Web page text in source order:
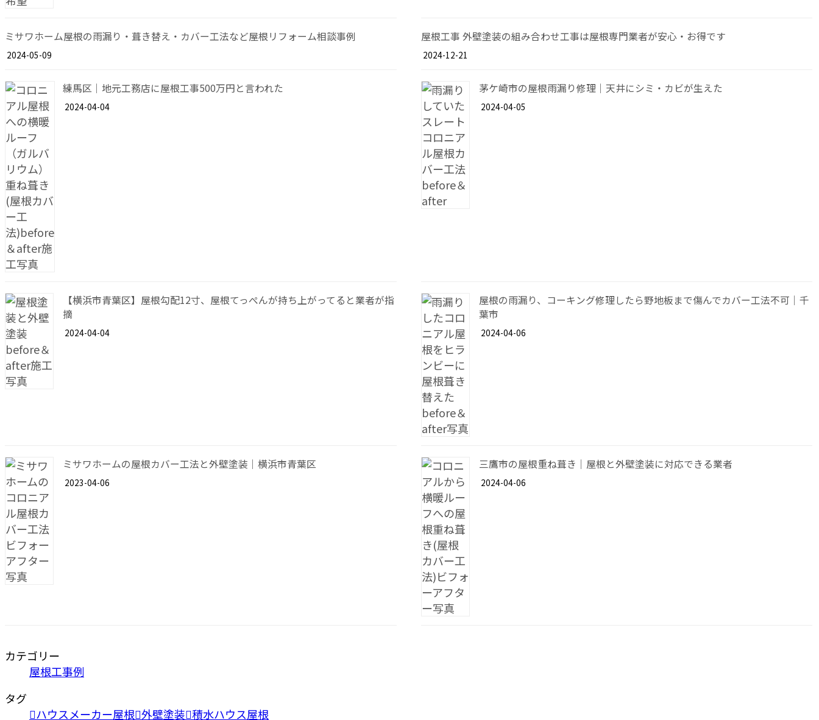
ミサワホーム屋根の雨漏り・葺き替え・カバー工法など屋根リフォーム相談事例
2024-05-09
屋根工事 外壁塗装の組み合わせ工事は屋根専門業者が安心・お得です
2024-12-21
練馬区｜地元工務店に屋根工事500万円と言われた
2024-04-04
茅ケ崎市の屋根雨漏り修理｜天井にシミ・カビが生えた
2024-04-05
【横浜市青葉区】屋根勾配12寸、屋根てっぺんが持ち上がってると業者が指
摘
2024-04-04
屋根の雨漏り、コーキング修理したら野地板まで傷んでカバー工法不可｜千
葉市
2024-04-06
ミサワホームの屋根カバー工法と外壁塗装｜横浜市青葉区
2023-04-06
三鷹市の屋根重ね葺き｜屋根と外壁塗装に対応できる業者
2024-04-06
カテゴリー
屋根工事例
タグ
ハウスメーカー屋根 外壁塗装 積水ハウス屋根